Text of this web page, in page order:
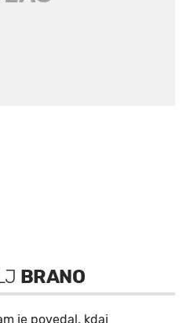
BRANO
je povedal, kdaj